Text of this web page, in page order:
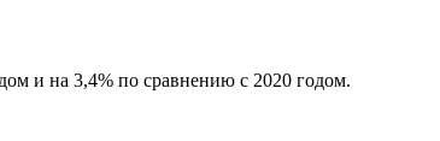
и на 3,4% по сравнению с 2020 годом.